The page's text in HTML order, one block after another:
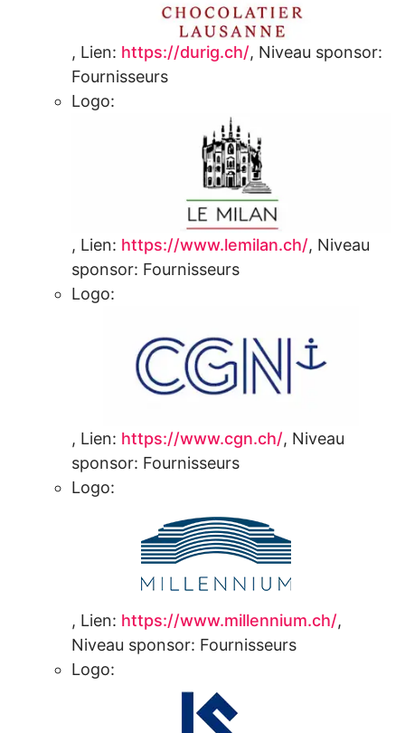
, Lien: https://durig.ch/, Niveau sponsor:
Fournisseurs
Logo:
, Lien: https://www.lemilan.ch/, Niveau
sponsor: Fournisseurs
Logo:
, Lien: https://www.cgn.ch/, Niveau
sponsor: Fournisseurs
Logo:
, Lien: https://www.millennium.ch/,
Niveau sponsor: Fournisseurs
Logo: